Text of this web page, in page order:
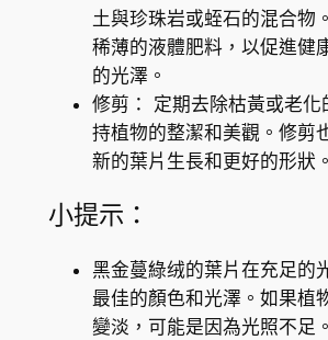
量
土與珍珠岩或蛭石的混合物
稀薄的液體肥料，以促進健
的光澤。
修剪： 定期去除枯黃或老化
持植物的整潔和美觀。修剪
新的葉片生長和更好的形狀。
小提示：
黑金蔓綠绒的葉片在充足的
最佳的顏色和光澤。如果植
變淡，可能是因為光照不足。